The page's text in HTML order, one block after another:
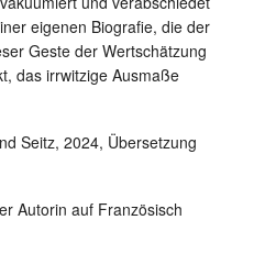
eigenen Biografie, die der
Geste der Wertschätzung
das irrwitzige Ausmaße
Seitz, 2024, Übersetzung
Autorin auf Französisch